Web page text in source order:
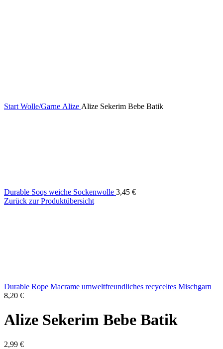
Start Wolle/Garne Alize Alize Sekerim Bebe Batik
Durable Soqs weiche Sockenwolle 3,45 €
Zurück zur Produktübersicht
Durable Rope Macrame umweltfreundliches recyceltes Mischgarn
8,20 €
Alize Sekerim Bebe Batik
2,99 €